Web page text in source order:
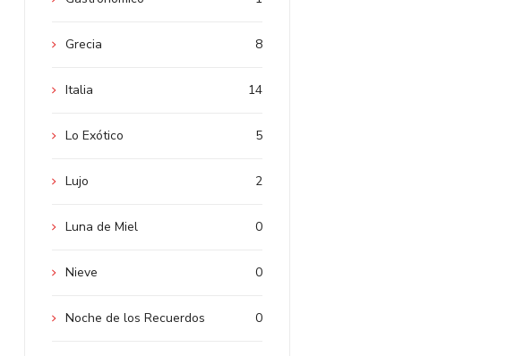
8
Grecia
14
Italia
5
Lo Exótico
2
Lujo
0
Luna de Miel
0
Nieve
0
Noche de los Recuerdos